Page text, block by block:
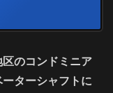
のコンドミニア
ターシャフトに